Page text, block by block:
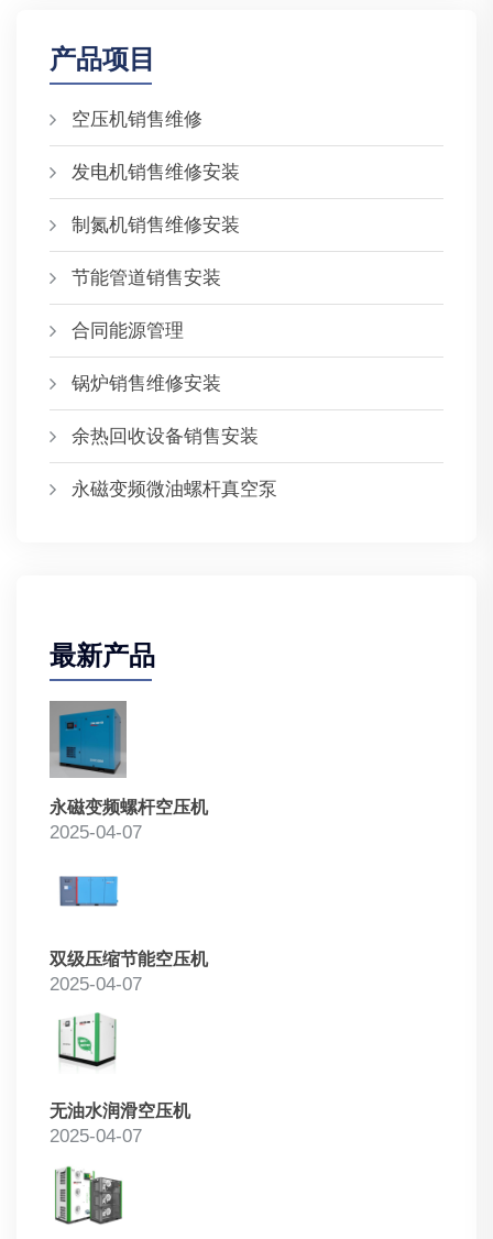
产品项目
空压机销售维修
发电机销售维修安装
制氮机销售维修安装
节能管道销售安装
合同能源管理
锅炉销售维修安装
余热回收设备销售安装
永磁变频微油螺杆真空泵
最新产品
永磁变频螺杆空压机
2025-04-07
双级压缩节能空压机
2025-04-07
无油水润滑空压机
2025-04-07